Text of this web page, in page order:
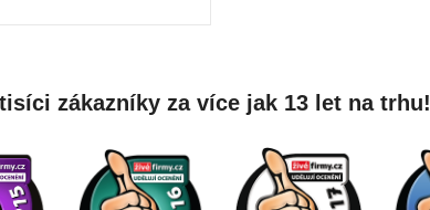
zákazníky za více jak 13 let na trhu!